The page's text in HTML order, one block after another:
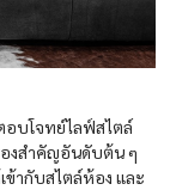
อบโจทย์ไลฟ์สไตล์
องสำคัญอันดับต้น ๆ
ข้ากับสไตล์ห้อง และ